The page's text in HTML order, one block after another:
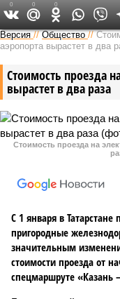
Версия //Общество //
аэропорта вырастет в два
Стоимость проезда
вырастет в два раза
Стоимость проезда на
С 1 января в
пригородные
значительным
стоимости проезда от
спецмаршруте «Казань
0 0 0